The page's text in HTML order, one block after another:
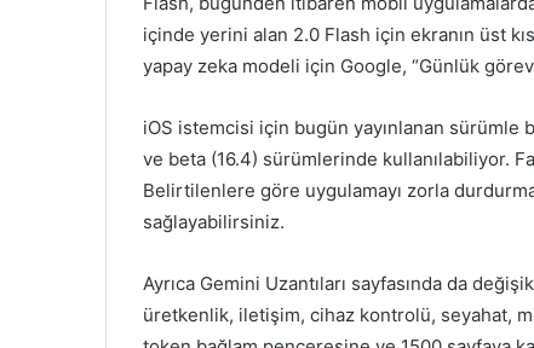
içinde yerini alan 2.0 Flash için ekranın üst
yapay zeka modeli için Google, “Günlük
iOS istemcisi için bugün yayınlanan sürümle
ve beta (16.4) sürümlerinde kullanılabiliyor.
Belirtilenlere göre uygulamayı zorla
sağlayabilirsiniz.
Ayrıca Gemini Uzantıları sayfasında da
üretkenlik, iletişim, cihaz kontrolü, seyahat,